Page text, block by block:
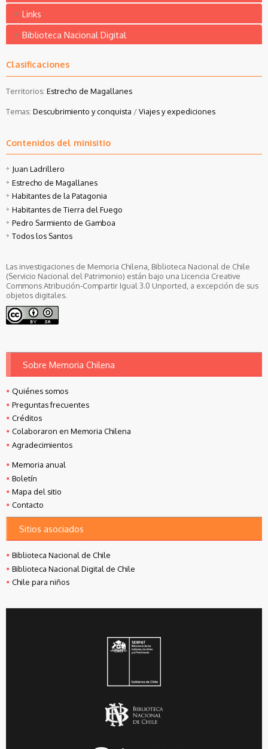
Links
Biblioteca Nacional Digital
Clasificaciones
Territorios: Estrecho de Magallanes
Temas: Descubrimiento y conquista /Viajes y expediciones
Contenidos del minisitio
Juan Ladrillero
Estrecho de Magallanes
Habitantes de la Patagonia
Habitantes de Tierra del Fuego
Pedro Sarmiento de Gamboa
Todos los Santos
Las investigaciones de Memoria Chilena, Biblioteca Nacional de Chile
(Servicio Nacional del Patrimonio) están bajo una Licencia Creative
Commons Atribución-Compartir Igual 3.0 Unported, a excepción de sus
objetos digitales.
Sobre Memoria Chilena
Quiénes somos
Preguntas frecuentes
Créditos
Colaboraron en Memoria Chilena
Agradecimientos
Memoria anual
Boletín
Mapa del sitio
Contacto
Sitios asociados
Biblioteca Nacional de Chile
Biblioteca Nacional Digital de Chile
Chile para niños